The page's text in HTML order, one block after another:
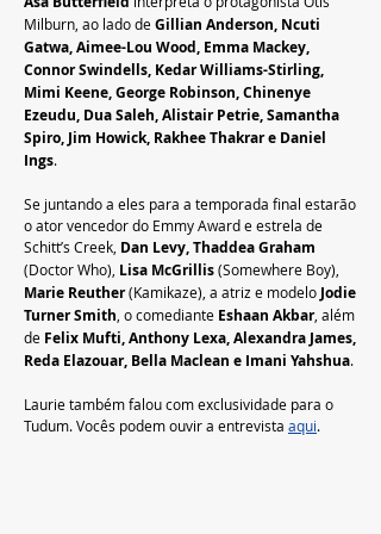
Milburn, ao lado de Gillian Anderson, Ncuti
Gatwa, Aimee-Lou Wood, Emma Mackey,
Connor Swindells, Kedar Williams-Stirling,
Mimi Keene, George Robinson, Chinenye
Ezeudu, Dua Saleh, Alistair Petrie, Samantha
Spiro, Jim Howick, Rakhee Thakrar e Daniel
Ings.
Se juntando a eles para a temporada final estarão
o ator vencedor do Emmy Award e estrela de
Schitt’s Creek, Dan Levy, Thaddea Graham
(Doctor Who), Lisa McGrillis (Somewhere Boy),
Marie Reuther (Kamikaze), a atriz e modelo Jodie
Turner Smith , o comediante Eshaan Akbar, além
de Felix Mufti, Anthony Lexa, Alexandra James,
Reda Elazouar, Bella Maclean e Imani Yahshua.
Laurie também falou com exclusividade para o
Tudum. Vocês podem ouvir a entrevista aqui.